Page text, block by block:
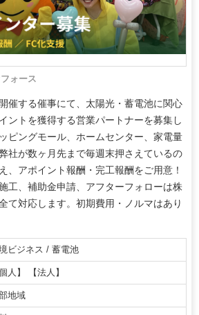
ォース
催する催事にて、太陽光・蓄電池に関心
ントを獲得する営業パートナーを募集し
ピングモール、ホームセンター、家電量
社が数ヶ月先まで毎週末押さえているの
、アポイント報酬・完工報酬をご用意！
工、補助金申請、アフターフォローは株
て対応します。初期費用・ノルマはあり
ビジネス / 蓄電池
個人】 【法人】
地域